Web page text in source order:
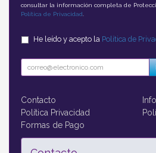
consultar la información completa de
Política de Privacidad.
He leído y acepto la Política de
Contacto
Política Privacidad
Formas de Pago